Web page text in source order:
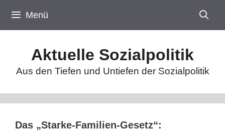
Inhalt
springen
Menü
Aktuelle Sozialpolitik
Aus den Tiefen und Untiefen der Sozialpolitik
Das „Starke-Familien-Gesetz“: